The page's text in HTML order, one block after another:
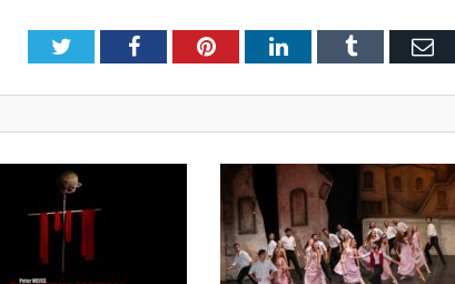
TwitterFacebookPinterestLinkedInTumblr E-